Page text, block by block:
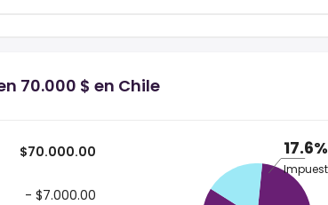
70.000 $ en Chile
$70.000.00
- $7.000.00
17.6%